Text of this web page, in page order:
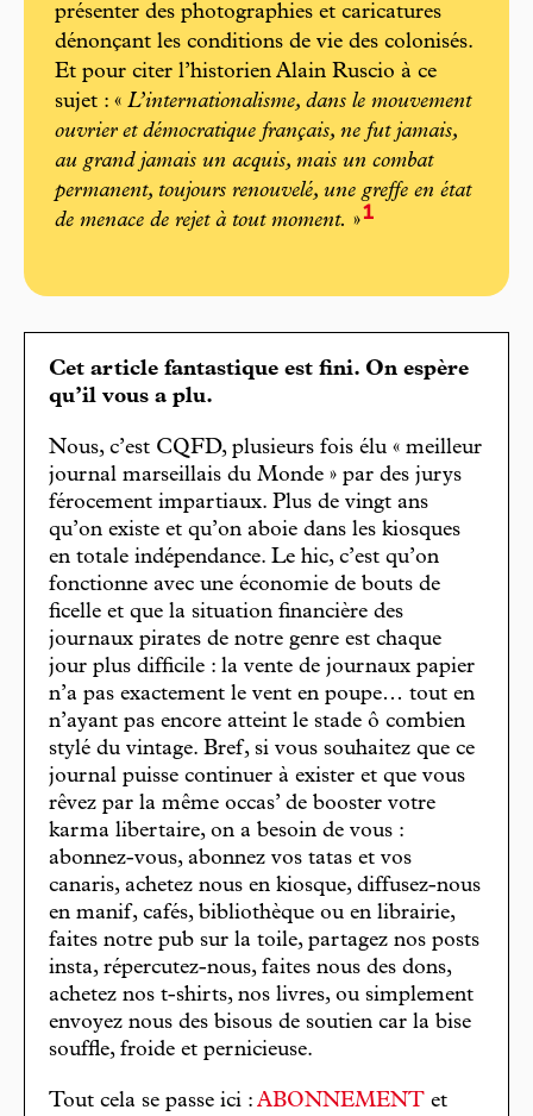
présenter des photographies et caricatures
dénonçant les conditions de vie des colonisés.
Et pour citer l’historien Alain Ruscio à ce
sujet : « L’internationalisme, dans le mouvement
ouvrier et démocratique français, ne fut jamais,
au grand jamais un acquis, mais un combat
permanent, toujours renouvelé, une greffe en état
de menace de rejet à tout moment. »1
Cet article fantastique est fini. On espère
qu’il vous a plu.
Nous, c’est CQFD, plusieurs fois élu « meilleur
journal marseillais du Monde » par des jurys
férocement impartiaux. Plus de vingt ans
qu’on existe et qu’on aboie dans les kiosques
en totale indépendance. Le hic, c’est qu’on
fonctionne avec une économie de bouts de
ficelle et que la situation financière des
journaux pirates de notre genre est chaque
jour plus difficile : la vente de journaux papier
n’a pas exactement le vent en poupe… tout en
n’ayant pas encore atteint le stade ô combien
stylé du vintage. Bref, si vous souhaitez que ce
journal puisse continuer à exister et que vous
rêvez par la même occas’ de booster votre
karma libertaire, on a besoin de vous :
abonnez-vous, abonnez vos tatas et vos
canaris, achetez nous en kiosque, diffusez-nous
en manif, cafés, bibliothèque ou en librairie,
faites notre pub sur la toile, partagez nos posts
insta, répercutez-nous, faites nous des dons,
achetez nos t-shirts, nos livres, ou simplement
envoyez nous des bisous de soutien car la bise
souffle, froide et pernicieuse.
Tout cela se passe ici : ABONNEMENT et